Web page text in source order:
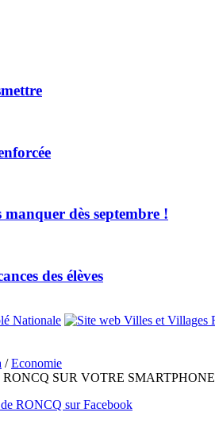
dès septembre !
des élèves
/Economie
RONCQ SUR VOTRE SMARTPHONE